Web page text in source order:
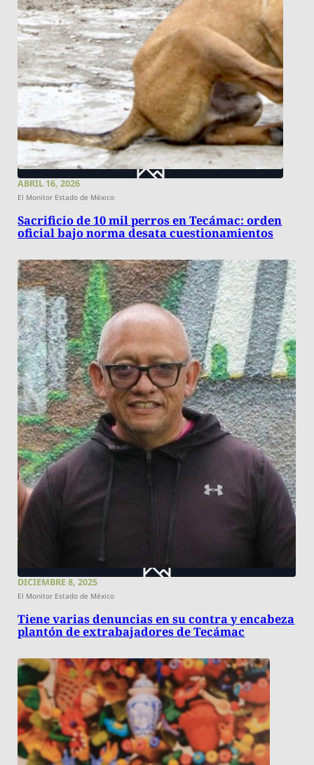
ABRIL 16, 2026
El Monitor Estado de México
Sacrificio de 10 mil perros en Tecámac: orden
oficial bajo norma desata cuestionamientos
DICIEMBRE 8, 2025
El Monitor Estado de México
Tiene varias denuncias en su contra y encabeza
plantón de extrabajadores de Tecámac